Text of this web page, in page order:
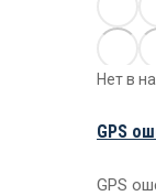
Нет в
GPS
GPS